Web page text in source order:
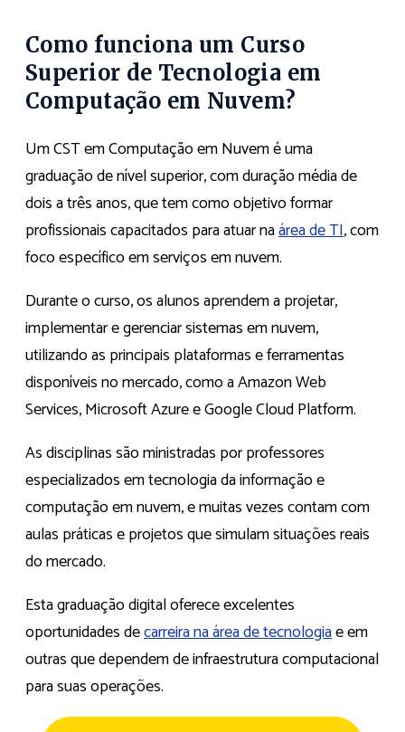
Como funciona um Curso
Superior de Tecnologia em
Computação em Nuvem?
Um CST em Computação em Nuvem é uma
graduação de nível superior, com duração média de
dois a três anos, que tem como objetivo formar
profissionais capacitados para atuar naárea de TI, com
foco específico em serviços em nuvem.
Durante o curso, os alunos aprendem a projetar,
implementar e gerenciar sistemas em nuvem,
utilizando as principais plataformas e ferramentas
disponíveis no mercado, como a Amazon Web
Services, Microsoft Azure e Google Cloud Platform.
As disciplinas são ministradas por professores
especializados em tecnologia da informação e
computação em nuvem, e muitas vezes contam com
aulas práticas e projetos que simulam situações reais
do mercado.
Esta graduação digital oferece excelentes
oportunidades decarreira na área de tecnologiae em
outras que dependem de infraestrutura computacional
para suas operações.